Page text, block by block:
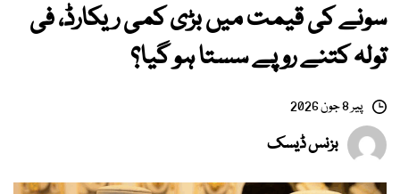
سونے کی قیمت میں بڑی کمی ریکارڈ، فی
تولہ کتنے روپے سستا ہو گیا؟
پیر 8 جون 2026
بزنس ڈیسک